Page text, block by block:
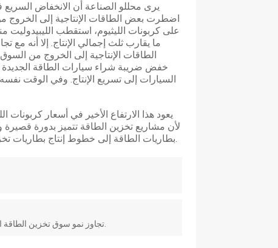
يرى محللو الصناعة أن الانخفاض
اضطرت بعض الطاقات الإنتاجية إلى
على كربونات الليثيوم، استقطب
ما يقارب ثلث إجمالي الإنتاج. إلا أنه
الطاقات الإنتاجية إلى الخروج من
السيارات إلى تسريع الإنتاج. وفي الوقت
يعود هذا الارتفاع الأخير في أسعار
لأن مشاريع تخزين الطاقة تتميز بدورة
بطاريات الطاقة إلى خطوط إنتاج بطاريات تخزين الطاقة، مما أدى إلى نقص محلي في إمدادات بطاريات الطاقة.
تجاوز نمو سوق تخزين الطاقة التوقعات؛ ومن المتوقع تحسن العرض والطلب في صناعة الليثيوم.